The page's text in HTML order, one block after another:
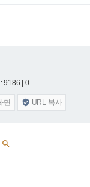
: 9186 | 0
면  URL 복사
